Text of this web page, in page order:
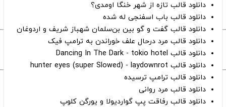
دانلود قالب تازه از شهر خنگا اومدی؟
دانلود قالب باب اسفنجی له شده
دانلود قالب گفت و گو بین بن‌سلمان شهباز شریف و اردوغان
دانلود قالب مرد درحال علف خوراندن به ترامپ فیک
دانلود قالب Dancing In The Dark - tokio hotel
دانلود قالب hunter eyes (super Slowed) - laydownrot
دانلود قالب ترامپ ترسیده
دانلود قالب مرد روانی
دانلود قالب رفاقت پپ گواردیولا و یورگن کلوپ